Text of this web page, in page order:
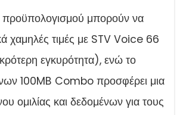
προϋπολογισμού μπορούν να
χαμηλές τιμές με STV Voice 66
εγκυρότητα), ενώ το
100MB Combo προσφέρει μια
ομιλίας και δεδομένων για τους